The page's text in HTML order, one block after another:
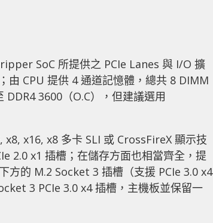
SoC 所提供之 PCIe Lanes 與 I/O 擴
由 CPU 提供 4 通道記憶體，總共 8 DIMM
3600（O.C），但建議選用
x16, x8 多卡 SLI 或 CrossFireX 顯示技
2.0 x1 插槽；在儲存方面也相當齊全，提
方的 M.2 Socket 3 插槽（支援 PCIe 3.0 x4
3 PCIe 3.0 x4 插槽，主機板並保留一